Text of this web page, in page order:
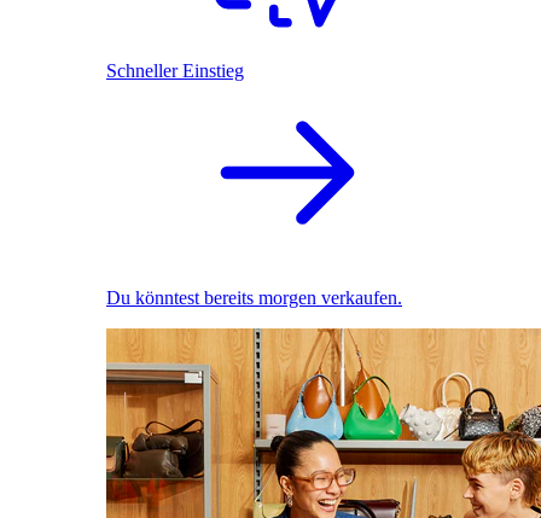
Schneller Einstieg
Du könntest bereits morgen verkaufen.